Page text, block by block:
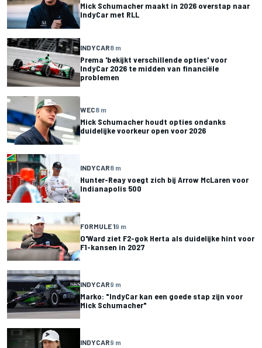
Mick Schumacher maakt in 2026 overstap naar
IndyCar met RLL
INDYCAR8 m
Prema 'bekijkt verschillende opties' voor
IndyCar 2026 te midden van financiële
problemen
WEC8 m
Mick Schumacher houdt opties ondanks
duidelijke voorkeur open voor 2026
INDYCAR8 m
Hunter-Reay voegt zich bij Arrow McLaren voor
Indianapolis 500
FORMULE 19 m
O'Ward ziet F2-gok Herta als duidelijke hint voor
F1-kansen in 2027
INDYCAR9 m
Marko: "IndyCar kan een goede stap zijn voor
Mick Schumacher"
INDYCAR9 m